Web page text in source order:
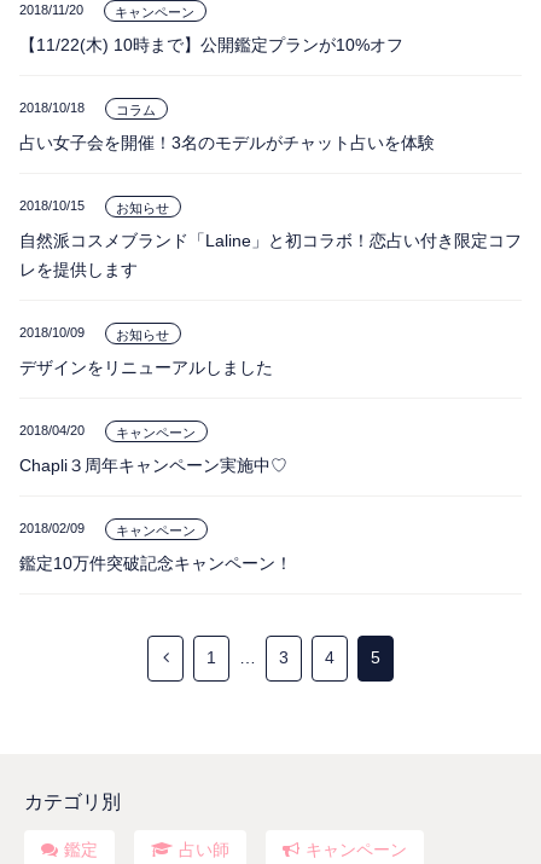
2018/11/20 キャンペーン
【11/22(木) 10時まで】公開鑑定プランが10%オフ
2018/10/18 コラム
占い女子会を開催！3名のモデルがチャット占いを体験
2018/10/15 お知らせ
自然派コスメブランド「Laline」と初コラボ！恋占い付き限定コフ
レを提供します
2018/10/09 お知らせ
デザインをリニューアルしました
2018/04/20 キャンペーン
Chapli３周年キャンペーン実施中♡
2018/02/09 キャンペーン
鑑定10万件突破記念キャンペーン！
1 3 4 5
カテゴリ別
鑑定 占い師 キャンペーン